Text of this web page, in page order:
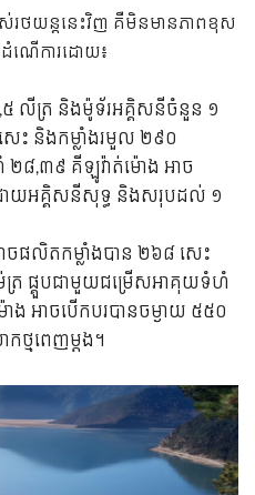
ស់រថយន្តនេះវិញ គឺមិនមានភាពខុស
ដំណើការដោយ៖
លីត្រ និងម៉ូទ័រអគ្គិសនីចំនួន ១
ះ និងកម្លាំងរមួល ២៩០
៨,៣៩ គីឡូវ៉ាត់ម៉ោង អាច
យអគ្គិសនីសុទ្ធ និងសរុបដល់ ១
ចផលិតកម្លាំងបាន ២៦៨ សេះ
រ ផ្គួបជាមួយជម្រើសអាគុយទំហំ
អាចបើកបរបានចម្ងាយ ៥៥០
មពេញម្តង។